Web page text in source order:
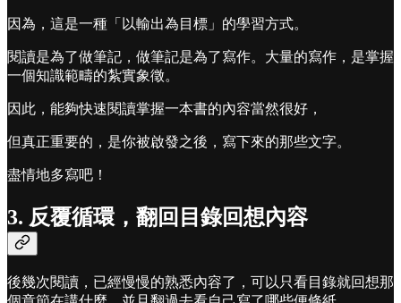
因為，這是一種「以輸出為目標」的學習方式。
閱讀是為了做筆記，做筆記是為了寫作。大量的寫作，是掌握
一個知識範疇的紮實象徵。
因此，能夠快速閱讀掌握一本書的內容當然很好，
但真正重要的，是你被啟發之後，寫下來的那些文字。
盡情地多寫吧！
3. 反覆循環，翻回目錄回想內容
後幾次閱讀，已經慢慢的熟悉內容了，可以只看目錄就回想那